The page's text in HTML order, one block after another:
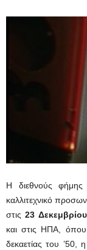
Η διεθνούς φήμης
καλλιτεχνικό
στις23
και στις ΗΠΑ,
δεκαετίας του ’50,